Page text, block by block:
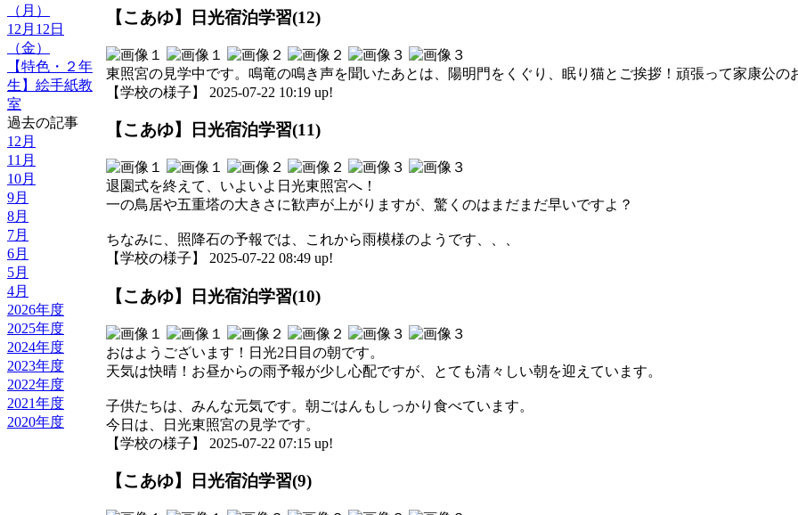
（月）
12月12日
（金）
【特色・２年
生】絵手紙教
室
過去の記事
12月
11月
10月
9月
8月
7月
6月
5月
4月
2026年度
2025年度
2024年度
2023年度
2022年度
2021年度
2020年度
【こあゆ】日光宿泊学習(12)
東照宮の見学中です。鳴竜の鳴き声を聞いたあとは、陽明門をくぐり、眠り猫とご挨拶！頑張って家康公の
【学校の様子】 2025-07-22 10:19 up!
【こあゆ】日光宿泊学習(11)
退園式を終えて、いよいよ日光東照宮へ！
一の鳥居や五重塔の大きさに歓声が上がりますが、驚くのはまだまだ早いですよ？
ちなみに、照降石の予報では、これから雨模様のようです、、、
【学校の様子】 2025-07-22 08:49 up!
【こあゆ】日光宿泊学習(10)
おはようございます！日光2日目の朝です。
天気は快晴！お昼からの雨予報が少し心配ですが、とても清々しい朝を迎えています。
子供たちは、みんな元気です。朝ごはんもしっかり食べています。
今日は、日光東照宮の見学です。
【学校の様子】 2025-07-22 07:15 up!
【こあゆ】日光宿泊学習(9)